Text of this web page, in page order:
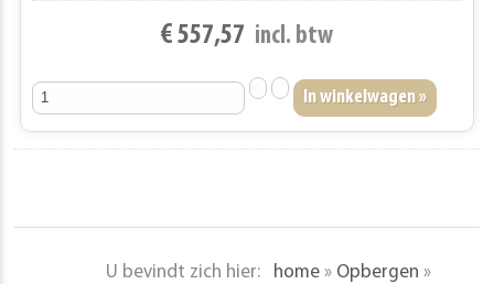
€ 557,57 incl. btw
U bevindt zich hier: home » Opbergen »